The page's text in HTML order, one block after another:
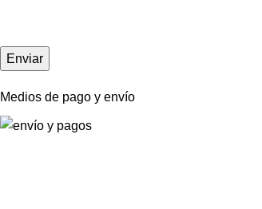
Medios de pago y envío